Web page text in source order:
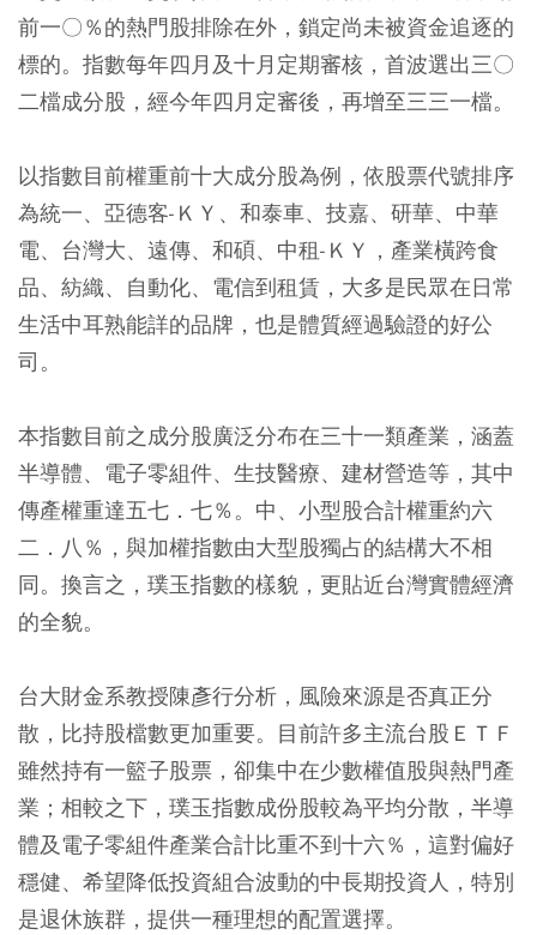
前一〇％的熱門股排除在外，鎖定尚未被資金追逐的
標的。指數每年四月及十月定期審核，首波選出三〇
二檔成分股，經今年四月定審後，再增至三三一檔。
以指數目前權重前十大成分股為例，依股票代號排序
為統一、亞德客-ＫＹ、和泰車、技嘉、研華、中華
電、台灣大、遠傳、和碩、中租-ＫＹ，產業橫跨食
品、紡織、自動化、電信到租賃，大多是民眾在日常
生活中耳熟能詳的品牌，也是體質經過驗證的好公
司。
本指數目前之成分股廣泛分布在三十一類產業，涵蓋
半導體、電子零組件、生技醫療、建材營造等，其中
傳產權重達五七．七％。中、小型股合計權重約六
二．八％，與加權指數由大型股獨占的結構大不相
同。換言之，璞玉指數的樣貌，更貼近台灣實體經濟
的全貌。
台大財金系教授陳彥行分析，風險來源是否真正分
散，比持股檔數更加重要。目前許多主流台股ＥＴＦ
雖然持有一籃子股票，卻集中在少數權值股與熱門產
業；相較之下，璞玉指數成份股較為平均分散，半導
體及電子零組件產業合計比重不到十六％，這對偏好
穩健、希望降低投資組合波動的中長期投資人，特別
是退休族群，提供一種理想的配置選擇。